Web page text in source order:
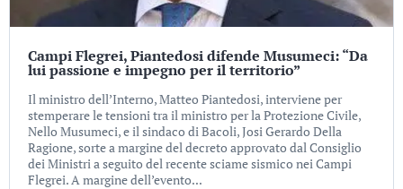
Campi Flegrei, Piantedosi difende Musumeci: “Da
lui passione e impegno per il territorio”
Il ministro dell’Interno, Matteo Piantedosi, interviene per
stemperare le tensioni tra il ministro per la Protezione Civile,
Nello Musumeci, e il sindaco di Bacoli, Josi Gerardo Della
Ragione, sorte a margine del decreto approvato dal Consiglio
dei Ministri a seguito del recente sciame sismico nei Campi
Flegrei. A margine dell’evento...